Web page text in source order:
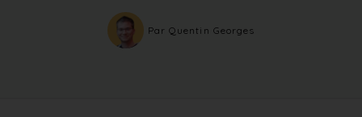
Par Quentin Georges